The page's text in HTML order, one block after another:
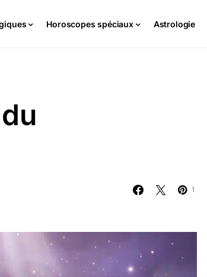
Horoscopes spéciaux Astrologie
1